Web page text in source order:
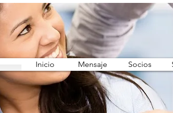
Inicio Mensaje Socios